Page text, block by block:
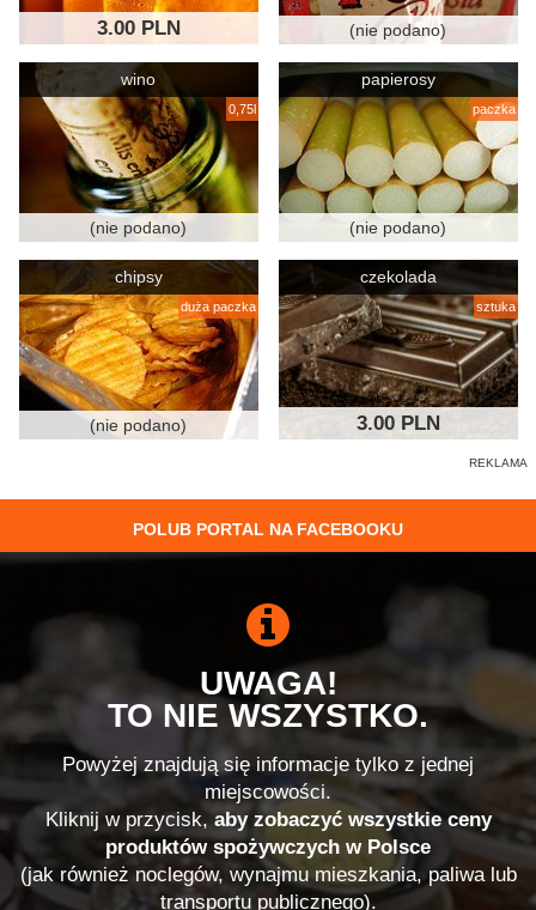
3.00 PLN (nie podano)
wino
0,75l
(nie podano)
papierosy
paczka
(nie podano)
chipsy
duża paczka
(nie podano)
czekolada
sztuka
3.00 PLN
POLUB PORTAL NA FACEBOOKU
UWAGA!
TO NIE WSZYSTKO.
Powyżej znajdują się informacje tylko z jednej
miejscowości.
Kliknij w przycisk, aby zobaczyć wszystkie ceny
produktów spożywczych w Polsce
(jak również noclegów, wynajmu mieszkania, paliwa lub
transportu publicznego).